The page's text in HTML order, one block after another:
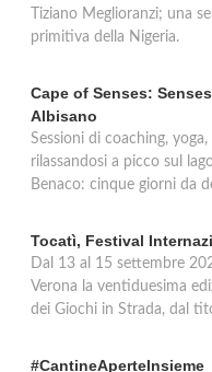
Tiziano Meglioranzi; una
primitiva della Nigeria.
Cape of Senses:
Albisano
Sessioni di coaching,
rilassandosi a picco sul
Benaco: cinque giorni da
Tocatì, Festival
Dal 13 al 15 settembre
Verona la ventiduesima
dei Giochi in Strada, dal
#CantineAperteInsieme